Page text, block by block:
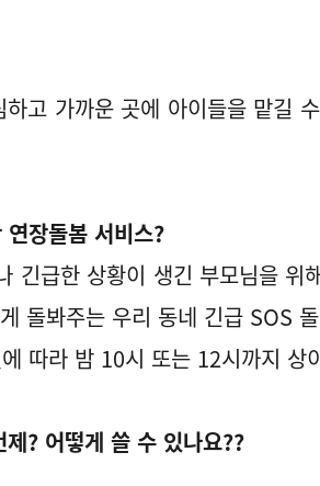
고 가까운 곳에 아이들을 맡길
장돌봄 서비스?
긴급한 상황이 생긴 부모님을
돌봐주는 우리 동네 긴급 SOS
따라 밤 10시 또는 12시까지 상
? 어떻게 쓸 수 있나요??